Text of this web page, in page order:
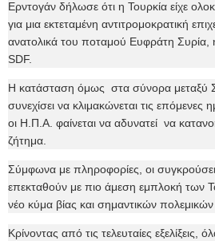
Ερντογάν δήλωσε ότι η Τουρκία είχε
για μια εκτεταμένη αντιτρομοκρατική
ανατολικά του ποταμού Ευφράτη Συρία,
SDF.
Η κατάσταση όμως στα σύνορα μεταξύ
συνεχίσει να κλιμακώνεται τις επόμενες
οι Η.Π.Α. φαίνεται να αδυνατεί να
ζήτημα.
Σύμφωνα με πληροφορίες, οι
επεκταθούν με πιο άμεση εμπλοκή των
νέο κύμα βίας και σημαντικών πολεμικών
Κρίνοντας από τις τελευταίες